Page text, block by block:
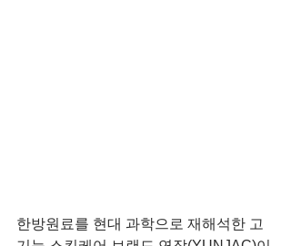
한방원료를 현대 과학으로 재해석한 고